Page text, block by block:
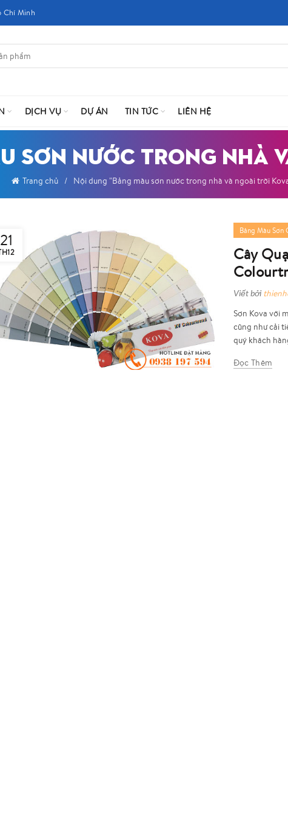
Chí Minh
DỊCH VỤ DỰ ÁN TIN TỨC LIÊN HỆ
SƠN NƯỚC TRONG NHÀ
Trang chủ Nội dung "Bảng màu sơn nước trong nhà và ngoài trời
21 Bảng Màu Sơn
Cây
Viết bởi
Sơn Kova với
cũng như cải
quý khách
Đọc Thêm